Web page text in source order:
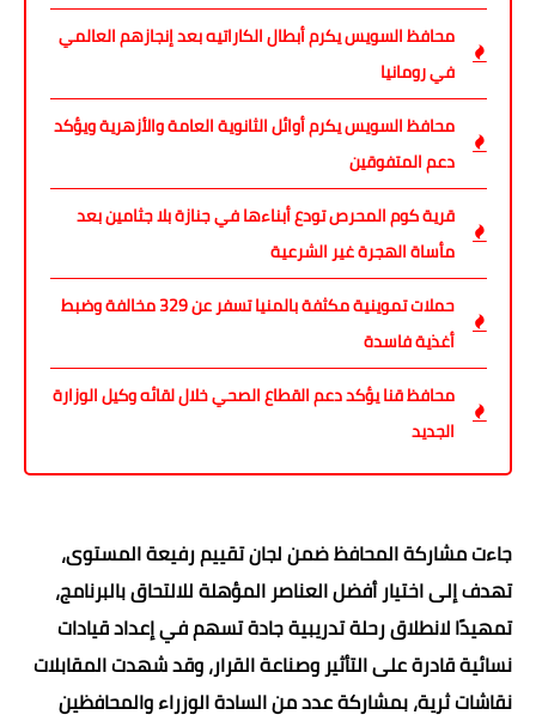
محافظ السويس يكرم أبطال الكاراتيه بعد إنجازهم العالمي
في رومانيا
محافظ السويس يكرم أوائل الثانوية العامة والأزهرية ويؤكد
دعم المتفوقين
قرية كوم المحرص تودع أبناءها في جنازة بلا جثامين بعد
مأساة الهجرة غير الشرعية
حملات تموينية مكثفة بالمنيا تسفر عن 329 مخالفة وضبط
أغذية فاسدة
محافظ قنا يؤكد دعم القطاع الصحي خلال لقائه وكيل الوزارة
الجديد
جاءت مشاركة المحافظ ضمن لجان تقييم رفيعة المستوى،
تهدف إلى اختيار أفضل العناصر المؤهلة للالتحاق بالبرنامج،
تمهيدًا لانطلاق رحلة تدريبية جادة تسهم في إعداد قيادات
نسائية قادرة على التأثير وصناعة القرار، وقد شهدت المقابلات
نقاشات ثرية، بمشاركة عدد من السادة الوزراء والمحافظين